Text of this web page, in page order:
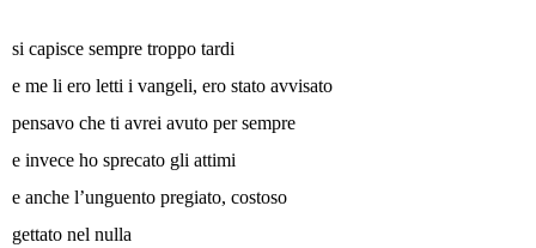
si capisce sempre troppo tardi
e me li ero letti i vangeli, ero stato avvisato
pensavo che ti avrei avuto per sempre
e invece ho sprecato gli attimi
e anche l’unguento pregiato, costoso
gettato nel nulla